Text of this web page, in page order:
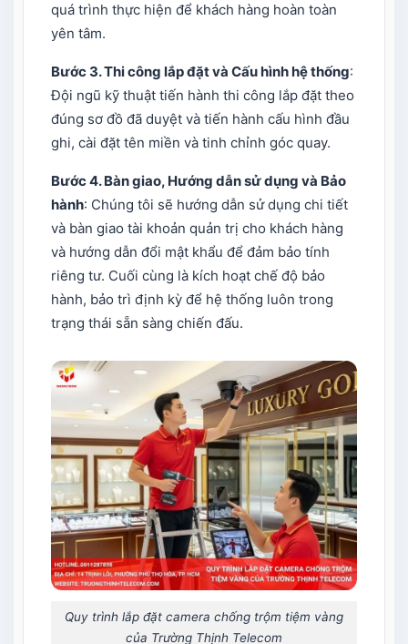
quá trình thực hiện để khách hàng hoàn toàn
yên tâm.
Bước 3. Thi công lắp đặt và Cấu hình hệ thống:
Đội ngũ kỹ thuật tiến hành thi công lắp đặt theo
đúng sơ đồ đã duyệt và tiến hành cấu hình đầu
ghi, cài đặt tên miền và tinh chỉnh góc quay.
Bước 4. Bàn giao, Hướng dẫn sử dụng và Bảo
hành: Chúng tôi sẽ hướng dẫn sử dụng chi tiết
và bàn giao tài khoản quản trị cho khách hàng
và hướng dẫn đổi mật khẩu để đảm bảo tính
riêng tư. Cuối cùng là kích hoạt chế độ bảo
hành, bảo trì định kỳ để hệ thống luôn trong
trạng thái sẵn sàng chiến đấu.
Quy trình lắp đặt camera chống trộm tiệm vàng
của Trường Thịnh Telecom